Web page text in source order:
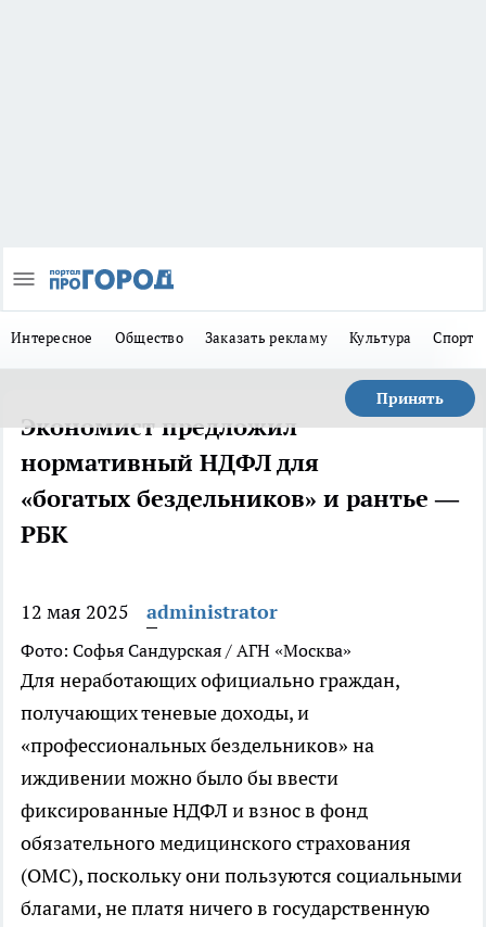
Интересное Общество Заказать рекламу Культура Спорт
Принять
Экономист предложил
нормативный НДФЛ для
«богатых бездельников» и рантье —
РБК
12 мая 2025 administrator
Фото: Софья Сандурская / АГН «Москва»
Для неработающих официально граждан,
получающих теневые доходы, и
«профессиональных бездельников» на
иждивении можно было бы ввести
фиксированные НДФЛ и взнос в фонд
обязательного медицинского страхования
(ОМС), поскольку они пользуются социальными
благами, не платя ничего в государственную